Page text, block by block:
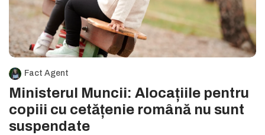
Fact Agent
Ministerul Muncii: Alocațiile pentru
copiii cu cetățenie română nu sunt
suspendate